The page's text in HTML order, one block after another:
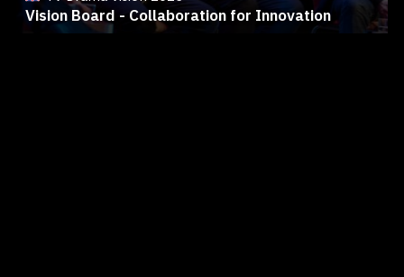
Vision Board - Collaboration for Innovation